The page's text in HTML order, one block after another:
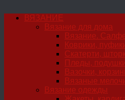
ВЯЗАНИЕ
Вязание для дома
Вязание.
Коврики,
Скатерти,
Пледы,
Вазочки,
Вязаные
Вязание одежды